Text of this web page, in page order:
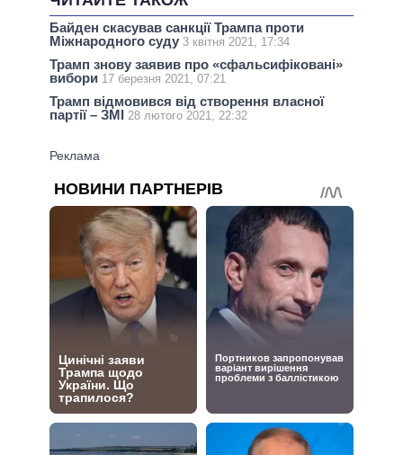
Байден скасував санкції Трампа проти
Міжнародного суду 3 квітня 2021, 17:34
Трамп знову заявив про «сфальсифіковані»
вибори 17 березня 2021, 07:21
Трамп відмовився від створення власної
партії – ЗМІ 28 лютого 2021, 22:32